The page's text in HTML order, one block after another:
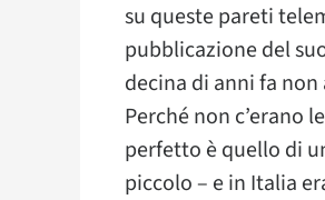
su queste pareti
pubblicazione del
decina di anni fa
Perché non c’erano
perfetto è quello di
piccolo – e in Italia